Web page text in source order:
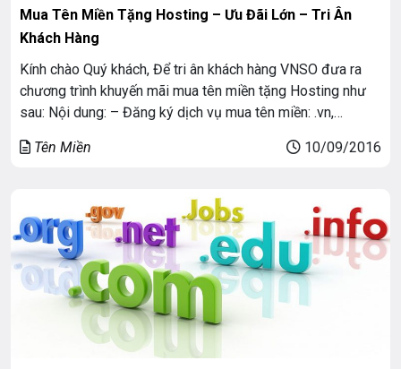
Mua Tên Miền Tặng Hosting – Ưu Đãi Lớn – Tri Ân
Khách Hàng
Kính chào Quý khách, Để tri ân khách hàng VNSO đưa ra
chương trình khuyến mãi mua tên miền tặng Hosting như
sau: Nội dung: – Đăng ký dịch vụ mua tên miền: .vn,
Tên Miền 10/09/2016